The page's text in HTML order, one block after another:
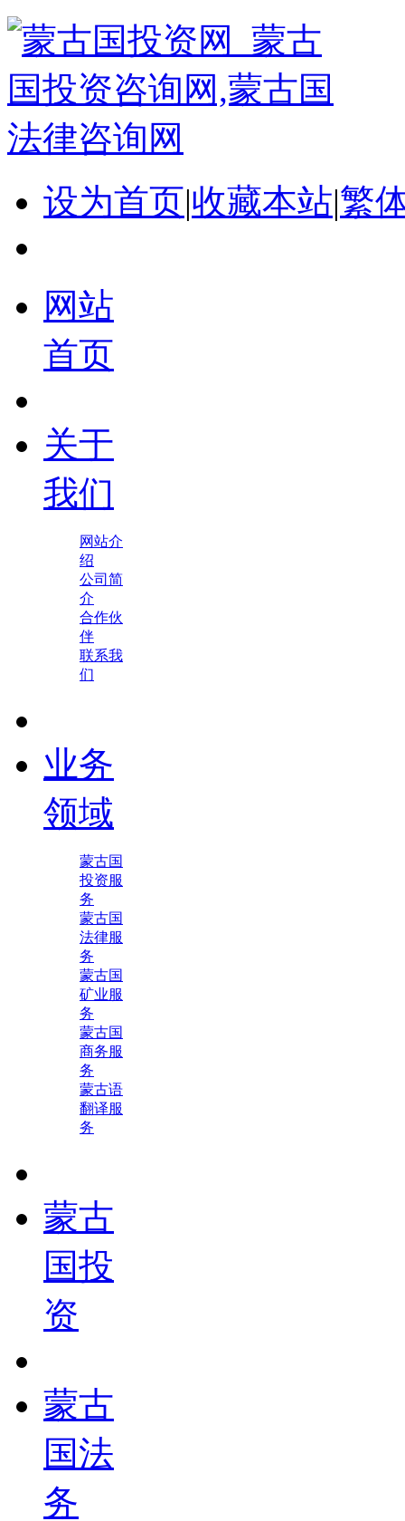
设为首页|收藏本站|繁
网站
首页
关于
我们
网站介
绍
公司简
介
合作伙
伴
联系我
们
业务
领域
蒙古国
投资服
务
蒙古国
法律服
务
蒙古国
矿业服
务
蒙古国
商务服
务
蒙古语
翻译服
务
蒙古
国投
资
蒙古
国法
务